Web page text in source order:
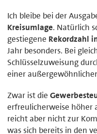
Ich bleibe bei der
Kreisumlage. Natürlich
gestiegene Rekordzahl
Jahr besonders. Bei
Schlüsselzuweisung
einer
Zwar ist die
erfreulicherweise höher
reicht aber nicht zur
was sich bereits in den